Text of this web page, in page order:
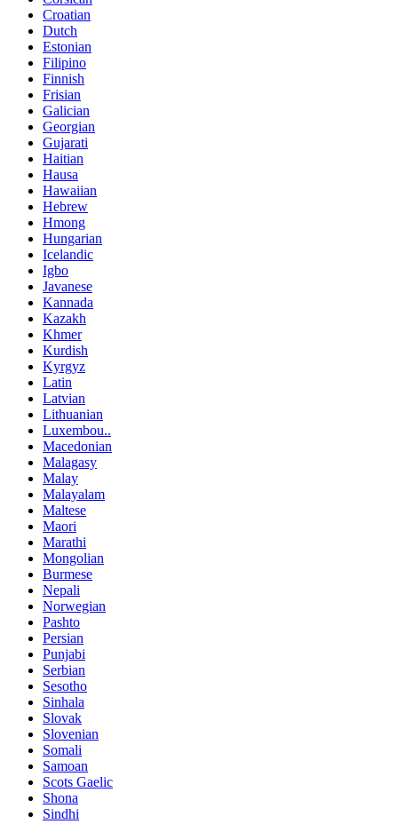
Croatian
Dutch
Estonian
Filipino
Finnish
Frisian
Galician
Georgian
Gujarati
Haitian
Hausa
Hawaiian
Hebrew
Hmong
Hungarian
Icelandic
Igbo
Javanese
Kannada
Kazakh
Khmer
Kurdish
Kyrgyz
Latin
Latvian
Lithuanian
Luxembou..
Macedonian
Malagasy
Malay
Malayalam
Maltese
Maori
Marathi
Mongolian
Burmese
Nepali
Norwegian
Pashto
Persian
Punjabi
Serbian
Sesotho
Sinhala
Slovak
Slovenian
Somali
Samoan
Scots Gaelic
Shona
Sindhi